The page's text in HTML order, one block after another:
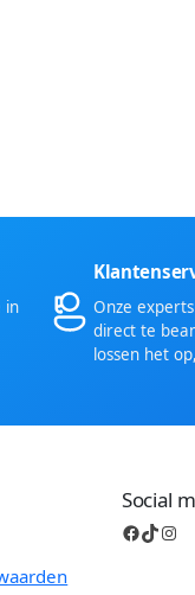
in
Onze
direct te
lossen het
Social
Facebook TikTok Instagram